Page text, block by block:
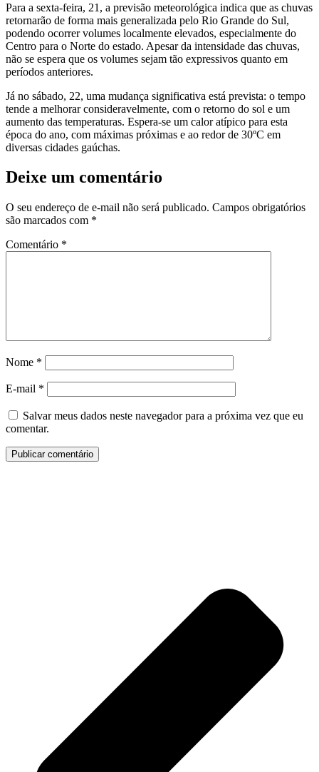
Para a sexta-feira, 21, a previsão meteorológica indica que as chuvas
retornarão de forma mais generalizada pelo Rio Grande do Sul,
podendo ocorrer volumes localmente elevados, especialmente do
Centro para o Norte do estado. Apesar da intensidade das chuvas,
não se espera que os volumes sejam tão expressivos quanto em
períodos anteriores.
Já no sábado, 22, uma mudança significativa está prevista: o tempo
tende a melhorar consideravelmente, com o retorno do sol e um
aumento das temperaturas. Espera-se um calor atípico para esta
época do ano, com máximas próximas e ao redor de 30ºC em
diversas cidades gaúchas.
Deixe um comentário
O seu endereço de e-mail não será publicado. Campos obrigatórios
são marcados com *
Comentário *
Nome *
E-mail *
Salvar meus dados neste navegador para a próxima vez que eu
comentar.